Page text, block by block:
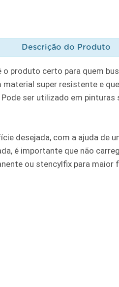
Descrição do Produto
o produto certo para quem
super resistente e
ser utilizado em pinturas
desejada, com a ajuda de
é importante que não
ou stencylfix para